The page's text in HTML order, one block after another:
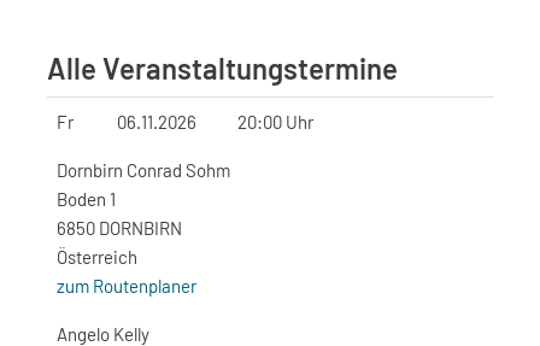
Alle Veranstaltungstermine
Fr 06.11.2026 20:00 Uhr
Dornbirn Conrad Sohm
Boden 1
6850 DORNBIRN
Österreich
zum Routenplaner
Angelo Kelly